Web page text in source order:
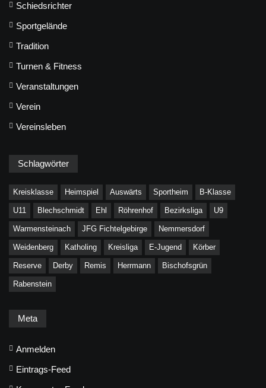
Schiedsrichter
Sportgelände
Tradition
Turnen & Fitness
Veranstaltungen
Verein
Vereinsleben
Schlagwörter
Kreisklasse Heimspiel Auswärts Sportheim B-Klasse
U11 Blechschmidt Ehl Röhrenhof Bezirksliga U9
Warmensteinach JFG Fichtelgebirge Nemmersdorf
Weidenberg Katholing Kreisliga E-Jugend Körber
Reserve Derby Remis Herrmann Bischofsgrün
Rabenstein
Meta
Anmelden
Eintrags-Feed